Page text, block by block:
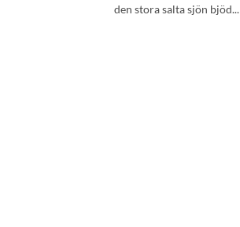
den stora salta sjön bjöd...